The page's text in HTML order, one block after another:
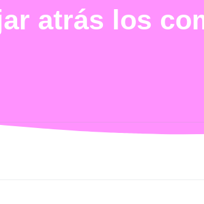
atrás los